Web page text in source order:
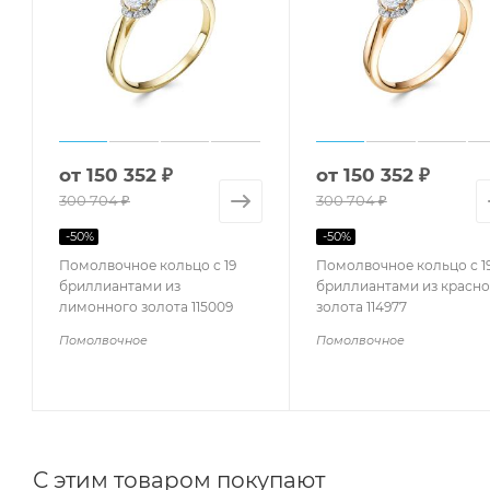
Помолвочное кольцо с 19
бриллиантами из
лимонного золота 115009
Помолвочное
от 150 352 ₽
300 704 ₽
-50%
Помолвочное кольцо с
бриллиантами из
золота 114977
Помолвочное
от 150 352 ₽
300 704 ₽
-50%
С этим товаром покупают